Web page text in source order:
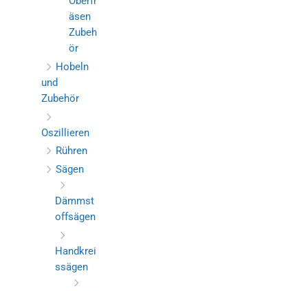
äsen
Zubeh
ör
Hobeln
und
Zubehör
Oszillieren
Rühren
Sägen
Dämmst
offsägen
Handkrei
ssägen